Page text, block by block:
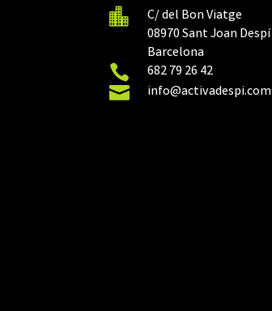

C/ del Bon Viatge
08970 Sant Joan Despí
Barcelona
 682 79 26 42
 info@activadespi.com